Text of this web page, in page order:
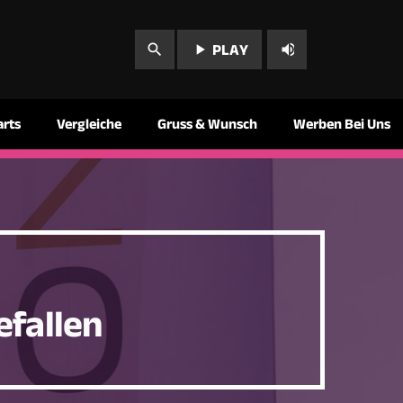
Vergleiche Gruss & Wunsch Werben Bei Uns
search play_arrow PLAY volume_up